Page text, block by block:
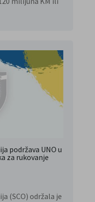
podržava UNO u
za rukovanje
(SCO) održala je